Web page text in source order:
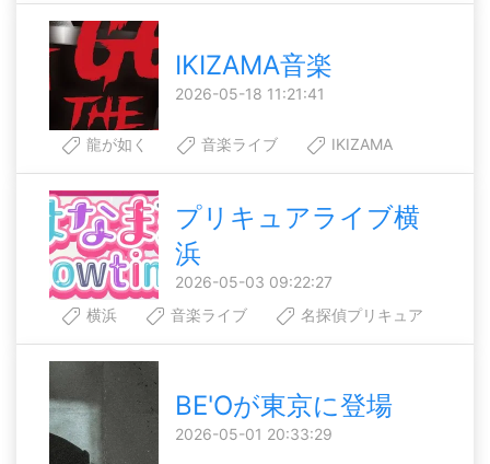
IKIZAMA音楽
2026-05-18 11:21:41
龍が如く 音楽ライブ IKIZAMA
プリキュアライブ横
浜
2026-05-03 09:22:27
横浜
音楽ライブ 名探偵プリキュア
BE'Oが東京に登場
2026-05-01 20:33:29